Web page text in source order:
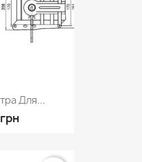
Для...